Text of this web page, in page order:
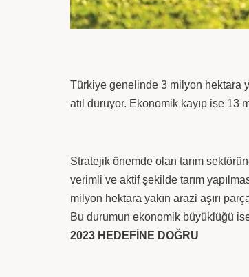
Türkiye genelinde 3 milyon hektara
atıl duruyor. Ekonomik kayıp ise 13
Stratejik önemde olan tarım
verimli ve aktif şekilde tarım
milyon hektara yakın arazi aşırı
Bu durumun ekonomik büyüklüğü
2023 HEDEFİNE DOĞRU